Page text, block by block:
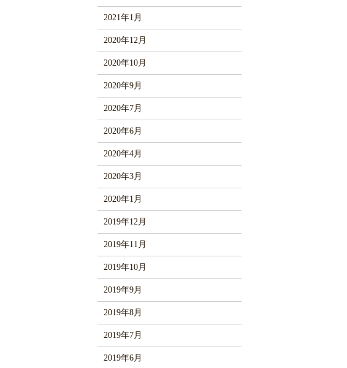
2021年1月
2020年12月
2020年10月
2020年9月
2020年7月
2020年6月
2020年4月
2020年3月
2020年1月
2019年12月
2019年11月
2019年10月
2019年9月
2019年8月
2019年7月
2019年6月